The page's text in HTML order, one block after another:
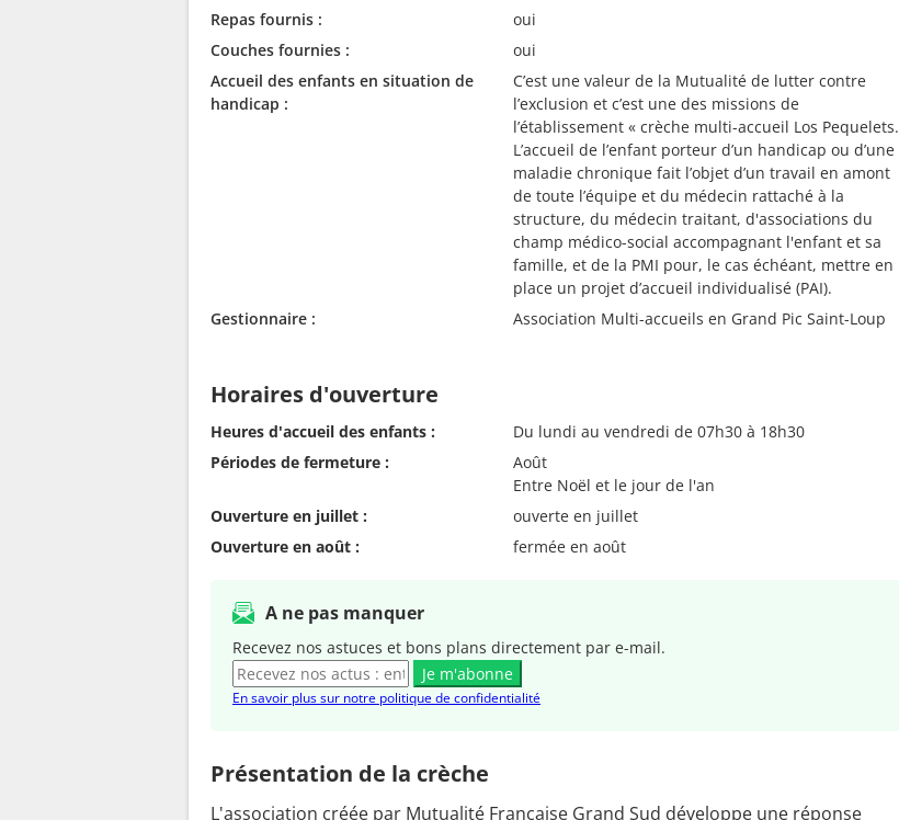
Repas fournis :
oui
Couches fournies :
oui
Accueil des enfants en situation de
handicap :
C’est une valeur de la Mutualité de lutter contre
l’exclusion et c’est une des missions de
l’établissement « crèche multi-accueil Los Pequelets.
L’accueil de l’enfant porteur d’un handicap ou d’une
maladie chronique fait l’objet d’un travail en amont
de toute l’équipe et du médecin rattaché à la
structure, du médecin traitant, d'associations du
champ médico-social accompagnant l'enfant et sa
famille, et de la PMI pour, le cas échéant, mettre en
place un projet d’accueil individualisé (PAI).
Gestionnaire :
Association Multi-accueils en Grand Pic Saint-Loup
Horaires d'ouverture
Heures d'accueil des enfants :
Du lundi au vendredi de 07h30 à 18h30
Périodes de fermeture :
Août
Entre Noël et le jour de l'an
Ouverture en juillet :
ouverte en juillet
Ouverture en août :
fermée en août
A ne pas manquer
Recevez nos astuces et bons plans directement par e-mail.
Je m'abonne
En savoir plus sur notre politique de confidentialité
Présentation de la crèche
L'association créée par Mutualité Française Grand Sud développe une réponse